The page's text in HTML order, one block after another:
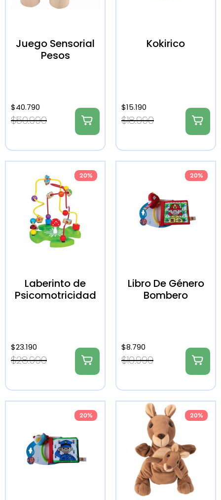
Juego Sensorial
Pesos
$50.990
$40.790
Kokirico
$18.990
$15.190
20%
Laberinto de
Psicomotricidad
$28.990
$23.190
20%
Libro De Género
Bombero
$10.990
$8.790
20% 20%